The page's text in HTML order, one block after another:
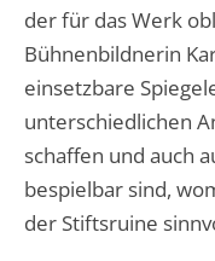
der für das Werk
Bühnenbildnerin
einsetzbare
unterschiedlichen
schaffen und auch
bespielbar sind,
der Stiftsruine